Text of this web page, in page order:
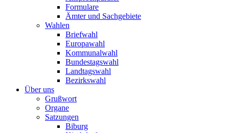
Formulare
Ämter und Sachgebiete
Wahlen
Briefwahl
Europawahl
Kommunalwahl
Bundestagswahl
Landtagswahl
Bezirkswahl
Über uns
Grußwort
Organe
Satzungen
Biburg